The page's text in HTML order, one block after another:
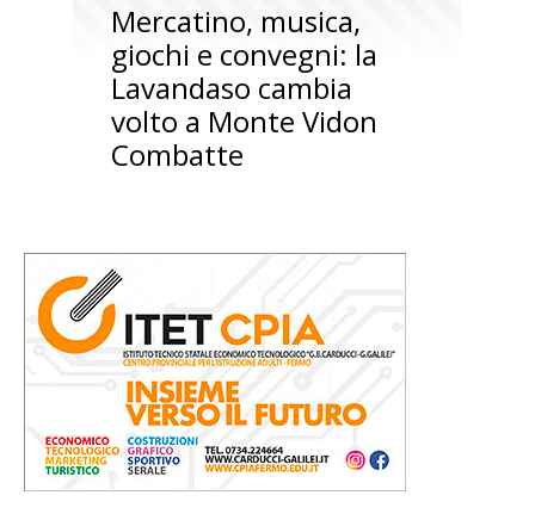
Mercatino, musica,
giochi e convegni: la
Lavandaso cambia
volto a Monte Vidon
Combatte